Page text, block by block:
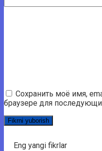
Сохранить моё имя,
браузере для
Eng yangi fikrlar